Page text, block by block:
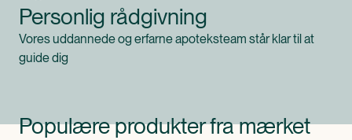
Personlig rådgivning
Vores uddannede og erfarne apoteksteam står klar til at
guide dig
Populære produkter fra mærket